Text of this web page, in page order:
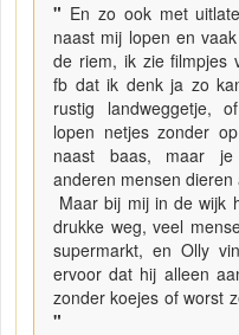
" En zo ook met
naast mij lopen en
de riem, ik zie filmpjes
fb dat ik denk ja zo
rustig landweggetje,
lopen netjes zonder
naast baas, maar
anderen mensen dieren
Maar bij mij in de wijk
drukke weg, veel
supermarkt, en Olly
ervoor dat hij alleen
zonder koejes of worst
"